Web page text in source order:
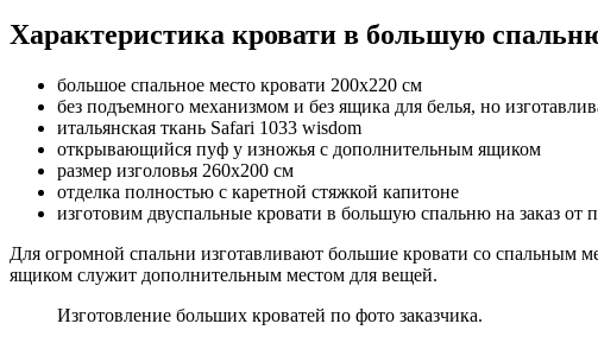
Характеристика кровати в большую
большое спальное место кровати 200х220 см
без подъемного механизмом и без ящика для белья, но
итальянская ткань Safari 1033 wisdom
открывающийся пуф у изножья с дополнительным ящиком
размер изголовья 260х200 см
отделка полностью с каретной стяжкой капитоне
изготовим двуспальные кровати в большую спальню на заказ от
Для огромной спальни изготавливают большие кровати со спальным
ящиком служит дополнительным местом для вещей.
Изготовление больших кроватей по фото заказчика.